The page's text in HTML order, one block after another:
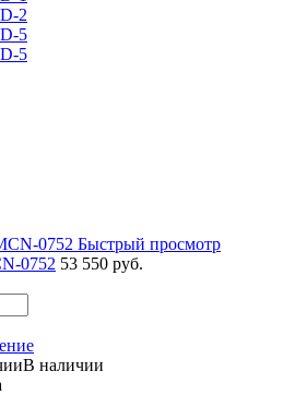
Быстрый просмотр
0752 53 550 руб.
В наличии